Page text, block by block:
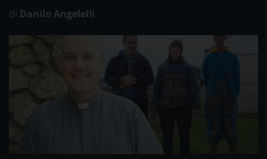
di Danilo Angelelli